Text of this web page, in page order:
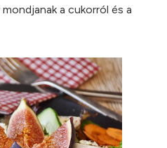
a cukorról és a